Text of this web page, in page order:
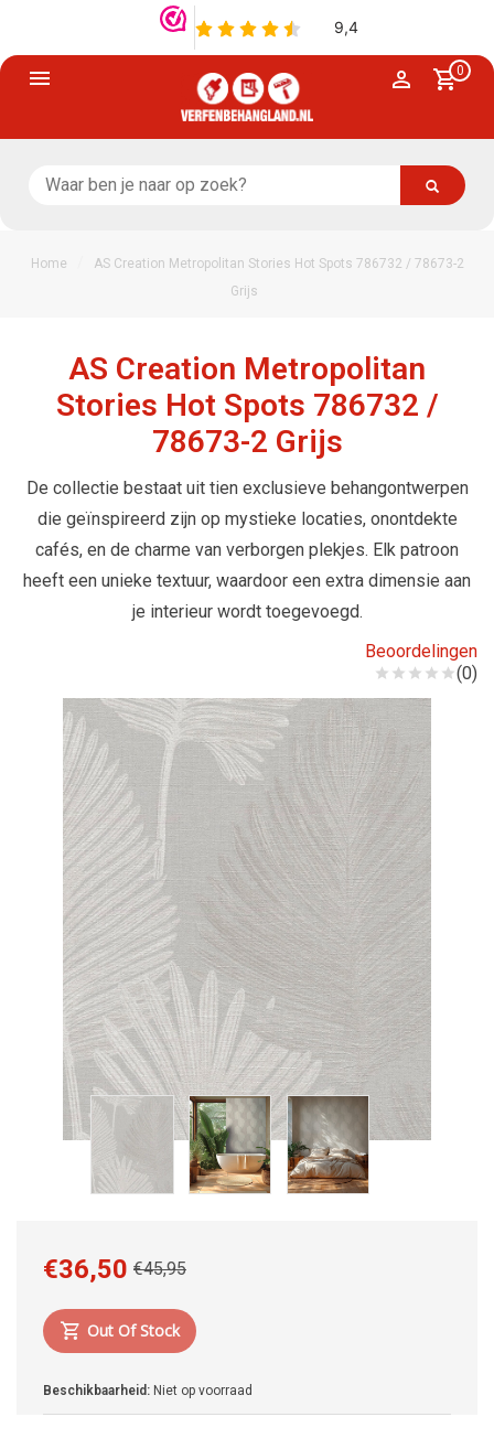
0
Home
AS Creation Metropolitan Stories Hot Spots 786732 / 78673-2
Grijs
AS Creation Metropolitan
Stories Hot Spots 786732 /
78673-2 Grijs
De collectie bestaat uit tien exclusieve behangontwerpen
die geïnspireerd zijn op mystieke locaties, onontdekte
cafés, en de charme van verborgen plekjes. Elk patroon
heeft een unieke textuur, waardoor een extra dimensie aan
je interieur wordt toegevoegd.
Beoordelingen
(0)
€45,95
€36,50
Out Of Stock
Beschikbaarheid: Niet op voorraad